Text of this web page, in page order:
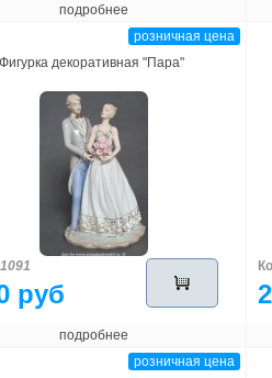
подробнее
розничная цена
Фигурка декоративная "Пара"
руб
подробнее
розничная цена